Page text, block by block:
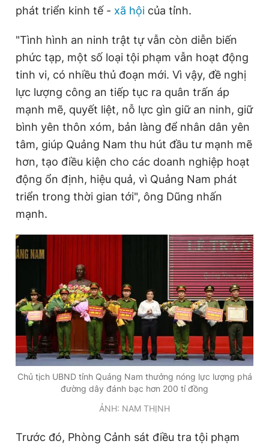
phát triển kinh tế - xã hội của tỉnh.
"Tình hình an ninh trật tự vẫn còn diễn biến
phức tạp, một số loại tội phạm vẫn hoạt động
tinh vi, có nhiều thủ đoạn mới. Vì vậy, đề nghị
lực lượng công an tiếp tục ra quân trấn áp
mạnh mẽ, quyết liệt, nỗ lực gìn giữ an ninh, giữ
bình yên thôn xóm, bản làng để nhân dân yên
tâm, giúp Quảng Nam thu hút đầu tư mạnh mẽ
hơn, tạo điều kiện cho các doanh nghiệp hoạt
động ổn định, hiệu quả, vì Quảng Nam phát
triển trong thời gian tới", ông Dũng nhấn
mạnh.
Chủ tịch UBND tỉnh Quảng Nam thưởng nóng lực lượng phá
đường dây đánh bạc hơn 200 tỉ đồng
ẢNH: NAM THỊNH
Trước đó, Phòng Cảnh sát điều tra tội phạm